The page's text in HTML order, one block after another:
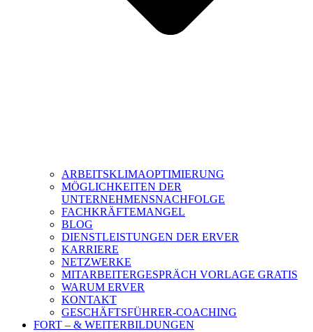
ARBEITSKLIMAOPTIMIERUNG
MÖGLICHKEITEN DER
UNTERNEHMENSNACHFOLGE
FACHKRÄFTEMANGEL
BLOG
DIENSTLEISTUNGEN DER ERVER
KARRIERE
NETZWERKE
MITARBEITERGESPRÄCH VORLAGE GRATIS
WARUM ERVER
KONTAKT
GESCHÄFTSFÜHRER-COACHING
FORT – & WEITERBILDUNGEN